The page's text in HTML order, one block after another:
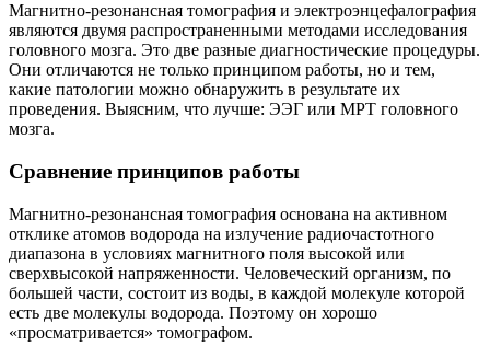
Магнитно-резонансная томография и электроэнцефалография
являются двумя распространенными методами исследования
головного мозга. Это две разные диагностические процедуры.
Они отличаются не только принципом работы, но и тем,
какие патологии можно обнаружить в результате их
проведения. Выясним, что лучше: ЭЭГ или МРТ головного
мозга.
Сравнение принципов работы
Магнитно-резонансная томография основана на активном
отклике атомов водорода на излучение радиочастотного
диапазона в условиях магнитного поля высокой или
сверхвысокой напряженности. Человеческий организм, по
большей части, состоит из воды, в каждой молекуле которой
есть две молекулы водорода. Поэтому он хорошо
«просматривается» томографом.